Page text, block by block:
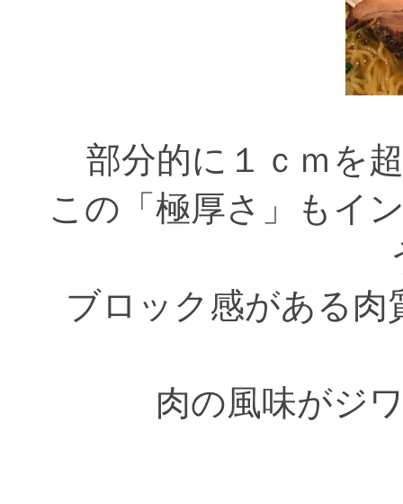
部分的に１ｃｍを
この「極厚さ」もイ
ブロック感がある
肉の風味がジ